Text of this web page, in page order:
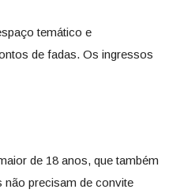
temático e
de fadas. Os ingressos
de 18 anos, que também
não precisam de convite